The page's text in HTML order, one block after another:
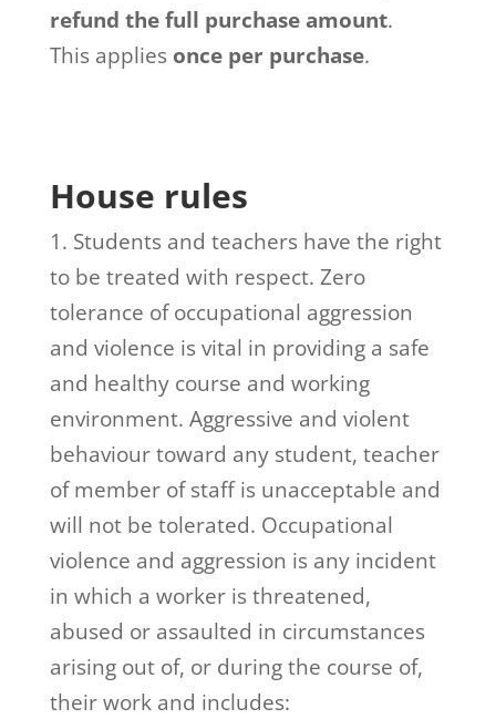
refund the full purchase amount.
This applies once per purchase.
House rules
1. Students and teachers have the right
to be treated with respect. Zero
tolerance of occupational aggression
and violence is vital in providing a safe
and healthy course and working
environment. Aggressive and violent
behaviour toward any student, teacher
of member of staff is unacceptable and
will not be tolerated. Occupational
violence and aggression is any incident
in which a worker is threatened,
abused or assaulted in circumstances
arising out of, or during the course of,
their work and includes: